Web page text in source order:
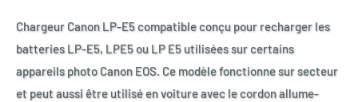
Chargeur Canon LP-E5 compatible conçu pour recharger les
batteries LP-E5, LPE5 ou LP E5 utilisées sur certains
appareils photo Canon EOS. Ce modèle fonctionne sur secteur
et peut aussi être utilisé en voiture avec le cordon allume-